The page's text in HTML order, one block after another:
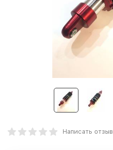
Написать отзыв